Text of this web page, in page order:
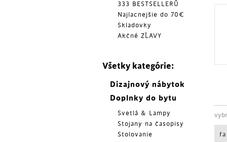
333 BESTSELLERŮ
Najlacnejšie do 70€
Skladovky
Akčné ZĽAVY
Všetky kategórie:
Dizajnový nábytok
Doplnky do bytu
Svetlá & Lampy
Stojany na časopisy
Stolovanie